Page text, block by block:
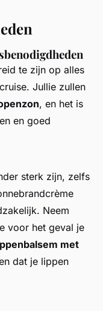
te zijn op alles
Jullie zullen
, en het is
en goed
sterk zijn, zelfs
Neem
voor het geval je
met
dat je lippen